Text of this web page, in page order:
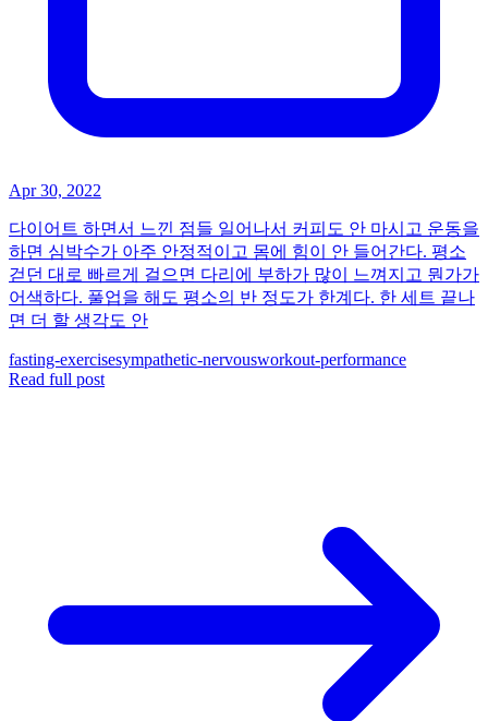
Apr 30, 2022
다이어트 하면서 느낀 점들 일어나서 커피도 안 마시고 운동을
하면 심박수가 아주 안정적이고 몸에 힘이 안 들어간다. 평소
걷던 대로 빠르게 걸으면 다리에 부하가 많이 느껴지고 뭔가가
어색하다. 풀업을 해도 평소의 반 정도가 한계다. 한 세트 끝나
면 더 할 생각도 안
fasting-exercisesympathetic-nervousworkout-performance
Read full post